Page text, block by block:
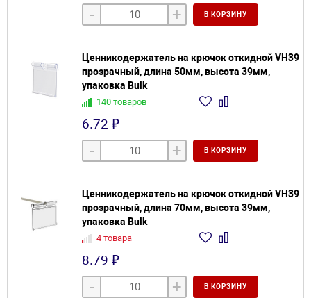
- + В КОРЗИНУ
Ценникодержатель на крючок откидной VH39
прозрачный, длина 50мм, высота 39мм,
упаковка Bulk
140 товаров
6.72 ₽
- + В КОРЗИНУ
Ценникодержатель на крючок откидной VH39
прозрачный, длина 70мм, высота 39мм,
упаковка Bulk
4 товара
8.79 ₽
- + В КОРЗИНУ